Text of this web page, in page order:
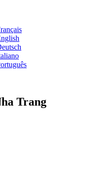
Trang